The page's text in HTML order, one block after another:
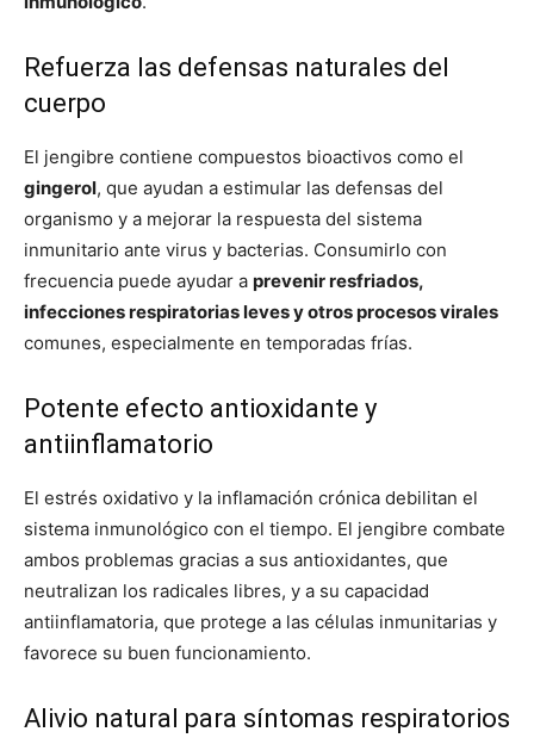
Refuerza las defensas naturales del
cuerpo
El jengibre contiene compuestos bioactivos como el
gingerol, que ayudan a estimular las defensas del
organismo y a mejorar la respuesta del sistema
inmunitario ante virus y bacterias. Consumirlo con
frecuencia puede ayudar a prevenir resfriados,
infecciones respiratorias leves y otros procesos virales
comunes, especialmente en temporadas frías.
Potente efecto antioxidante y
antiinflamatorio
El estrés oxidativo y la inflamación crónica debilitan el
sistema inmunológico con el tiempo. El jengibre combate
ambos problemas gracias a sus antioxidantes, que
neutralizan los radicales libres, y a su capacidad
antiinflamatoria, que protege a las células inmunitarias y
favorece su buen funcionamiento.
Alivio natural para síntomas respiratorios